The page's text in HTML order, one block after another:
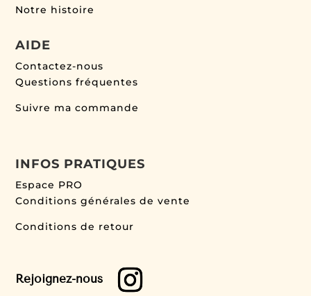
Notre histoire
AIDE
Contactez-nous
Questions fréquentes
Suivre ma commande
INFOS PRATIQUES
Espace PRO
Conditions générales de vente
Conditions de retour